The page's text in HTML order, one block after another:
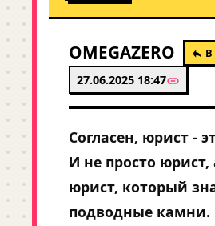
OMEGAZERO В
27.06.2025 18:47
Согласен, юрист -
И не просто юрист,
юрист, который
подводные